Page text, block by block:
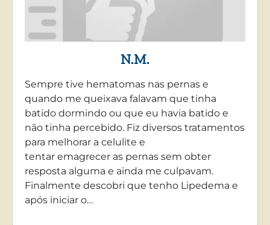
N.M.
Sempre tive hematomas nas pernas e
quando me queixava falavam que tinha
batido dormindo ou que eu havia batido e
não tinha percebido. Fiz diversos tratamentos
para melhorar a celulite e
tentar emagrecer as pernas sem obter
resposta alguma e ainda me culpavam.
Finalmente descobri que tenho Lipedema e
após iniciar o…